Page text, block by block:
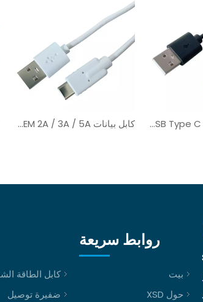
كابل بيانات OEM 2A / 3A / 5A من النوع A إلى C للمعدات الطبية 1m / 2m / 3m USB Type C Charger Cable لأجهزة الإلكترونيات
روابط سريعة
بيت
حول XSD
كابل الطاقة
ضفيرة توصيل